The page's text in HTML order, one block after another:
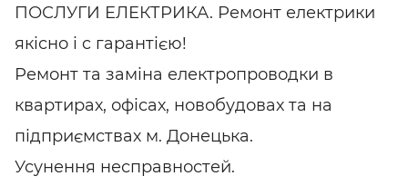
ПОСЛУГИ ЕЛЕКТРИКА. Ремонт електрики
якісно і c гарантією!
Ремонт та заміна електропроводки в
квартирах, офісах, новобудовах та на
підприємствах м. Донецька.
Усунення несправностей.